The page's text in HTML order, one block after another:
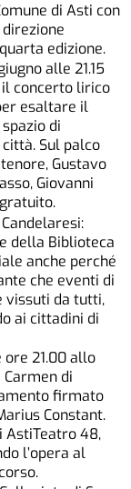
di Asti con
edizione.
alle 21.15
concerto lirico
esaltare il
di
Sul palco
Gustavo
Giovanni
della Biblioteca
anche perché
che eventi di
vissuti da tutti,
ai cittadini di
21.00 allo
di
firmato
Constant.
AstiTeatro 48,
l’opera al